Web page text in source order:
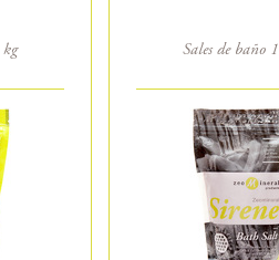
kg Sales de baño